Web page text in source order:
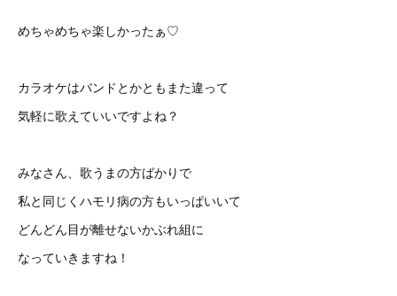
めちゃめちゃ楽しかったぁ♡
カラオケはバンドとかともまた違って
気軽に歌えていいですよね？
みなさん、歌うまの方ばかりで
私と同じくハモリ病の方もいっぱいいて
どんどん目が離せないかぶれ組に
なっていきますね！